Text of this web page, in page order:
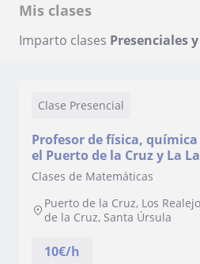
Mis clases
Imparto clases Presenciales
Clase Presencial
Profesor de física,
el Puerto de la Cruz y La
Clases de Matemáticas
Puerto de la Cruz, Los
de la Cruz, Santa Úrsula
10€/h